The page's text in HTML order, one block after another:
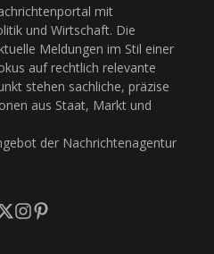
mit
und Wirtschaft. Die
Meldungen im Stil einer
auf rechtlich relevante
stehen sachliche, präzise
aus Staat, Markt und
der Nachrichtenagentur